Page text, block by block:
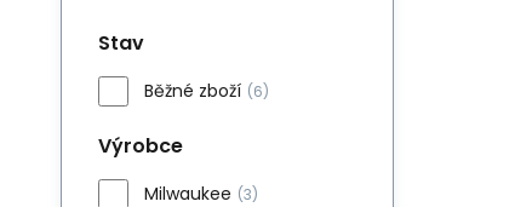
Stav
Běžné zboží (6)
Výrobce
Milwaukee (3)